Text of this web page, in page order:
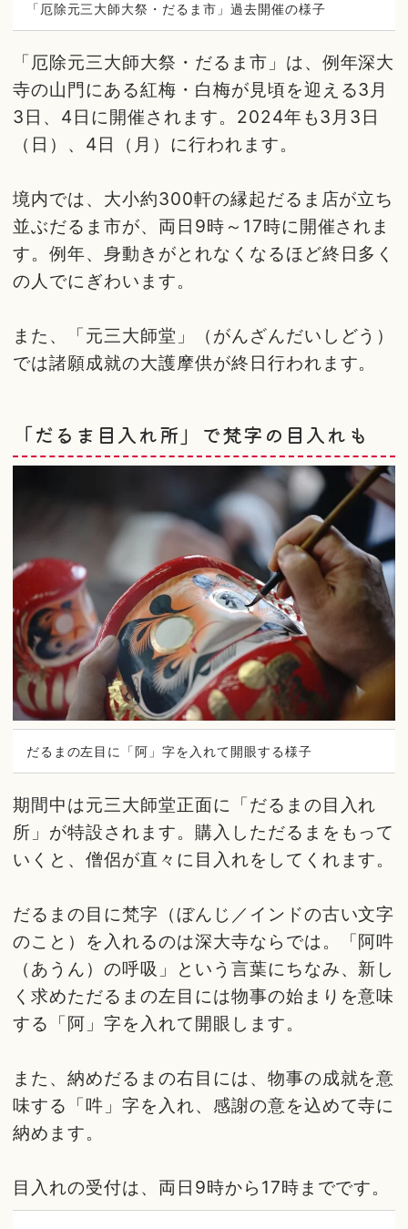
「厄除元三大師大祭・だるま市」過去開催の様子
「厄除元三大師大祭・だるま市」は、例年深大
寺の山門にある紅梅・白梅が見頃を迎える3月
3日、4日に開催されます。2024年も3月3日
（日）、4日（月）に行われます。
境内では、大小約300軒の縁起だるま店が立ち
並ぶだるま市が、両日9時～17時に開催されま
す。例年、身動きがとれなくなるほど終日多く
の人でにぎわいます。
また、「元三大師堂」（がんざんだいしどう）
では諸願成就の大護摩供が終日行われます。
「だるま目入れ所」で梵字の目入れも
だるまの左目に「阿」字を入れて開眼する様子
期間中は元三大師堂正面に「だるまの目入れ
所」が特設されます。購入しただるまをもって
いくと、僧侶が直々に目入れをしてくれます。
だるまの目に梵字（ぼんじ／インドの古い文字
のこと）を入れるのは深大寺ならでは。「阿吽
（あうん）の呼吸」という言葉にちなみ、新し
く求めただるまの左目には物事の始まりを意味
する「阿」字を入れて開眼します。
また、納めだるまの右目には、物事の成就を意
味する「吽」字を入れ、感謝の意を込めて寺に
納めます。
目入れの受付は、両日9時から17時までです。